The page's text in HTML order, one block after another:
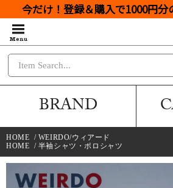
今だけ！登録＆購入で1000円分
BRAND
HOME / WEIRDO/ウィアード
HOME / 半袖シャツ・ポロシャツ